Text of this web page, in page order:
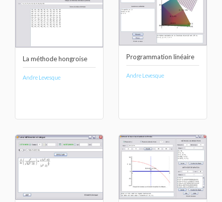
La méthode hongroise
Andre Levesque
Programmation linéaire
Andre Levesque